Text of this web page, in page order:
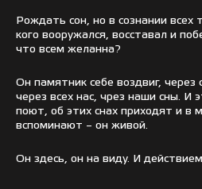
Рождать сон, но в сознании всех
кого вооружался, восставал и
что всем желанна?
Он памятник себе воздвиг, через
через всех нас, чрез наши сны. И
поют, об этих снах приходят и в
вспоминают – он живой.
Он здесь, он на виду. И